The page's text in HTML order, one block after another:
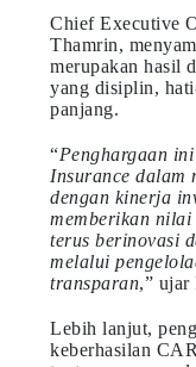
Chief Executive
Thamrin,
merupakan hasil
yang disiplin,
panjang.
“Penghargaan
Insurance dalam
dengan kinerja
memberikan
terus berinovasi
melalui
transparan,” ujar
Lebih lanjut,
keberhasilan